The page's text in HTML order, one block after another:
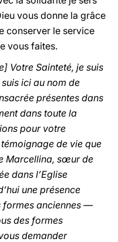
vous donne la grâce
conserver le service
vous faites.
Votre Sainteté, je suis
ici au nom de
présentes dans
dans toute la
pour votre
de vie que
Marcellina, sœur de
dans l’Eglise
une présence
formes anciennes —
des formes
demander